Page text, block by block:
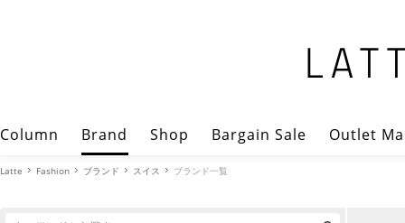
Column Brand Shop Bargain Sale Outlet
Latte Fashion ブランド スイス ブランド一覧